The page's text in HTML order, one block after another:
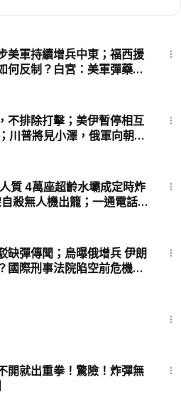
戰伊朗
SoundofHopeN
是我們創作出好作品的動力。您也
☎️捐車熱線：855-
美軍持續增兵中東；福西援
何反制？白宮：美軍彈藥儲
國F-1學生簽證數急降中國
不排除打擊；美伊暫停相互
川普將見小澤，俄軍向朝鮮
批捕，新增2項罪名【早間
質 4萬座超齡水壩成定時炸
殺無人機出籠；一通電話震
菜市場【今日新聞】
缺彈傳聞；烏曝俄增兵 伊朗
國際刑事法院陷空前危機
開就出重拳！驚險！炸彈無